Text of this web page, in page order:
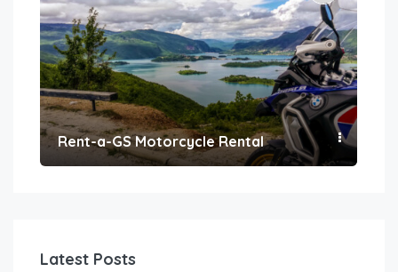
Rent-a-GS Motorcycle Rental
Latest Posts